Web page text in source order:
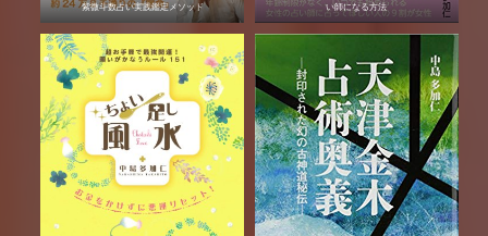
紫微斗数占い実践鑑定メソッド い師になる方法